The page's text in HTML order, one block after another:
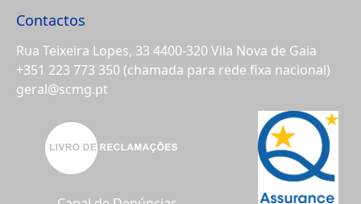
Contactos
Rua Teixeira Lopes, 33 4400-320 Vila Nova de Gaia
+351 223 773 350 (chamada para rede fixa nacional)
geral@scmg.pt